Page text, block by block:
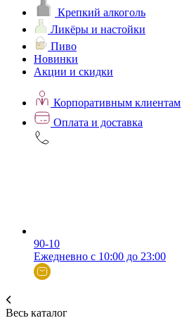
Крепкий алкоголь
Ликёры и настойки
Пиво
Новинки
Акции и скидки
Корпоративным клиентам
Оплата и доставка
90-10
Ежедневно с 10:00 до 23:00
Весь каталог